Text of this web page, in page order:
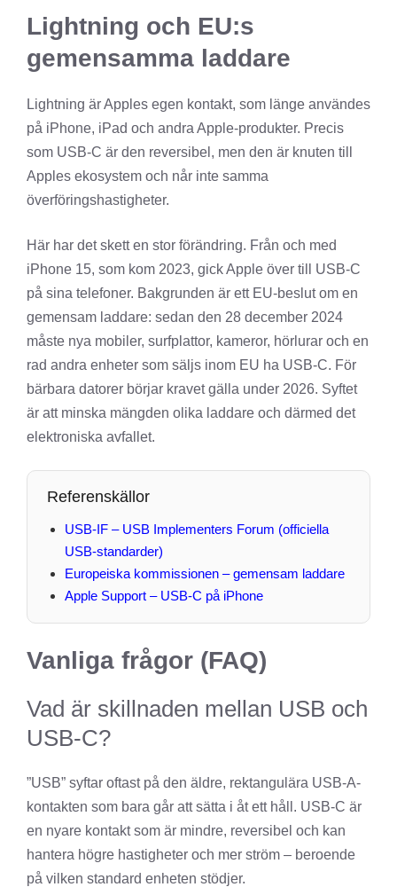
Lightning och EU:s
gemensamma laddare
Lightning är Apples egen kontakt, som länge användes
på iPhone, iPad och andra Apple-produkter. Precis
som USB-C är den reversibel, men den är knuten till
Apples ekosystem och når inte samma
överföringshastigheter.
Här har det skett en stor förändring. Från och med
iPhone 15, som kom 2023, gick Apple över till USB-C
på sina telefoner. Bakgrunden är ett EU-beslut om en
gemensam laddare: sedan den 28 december 2024
måste nya mobiler, surfplattor, kameror, hörlurar och en
rad andra enheter som säljs inom EU ha USB-C. För
bärbara datorer börjar kravet gälla under 2026. Syftet
är att minska mängden olika laddare och därmed det
elektroniska avfallet.
Referenskällor
USB-IF – USB Implementers Forum (officiella
USB-standarder)
Europeiska kommissionen – gemensam laddare
Apple Support – USB-C på iPhone
Vanliga frågor (FAQ)
Vad är skillnaden mellan USB och
USB-C?
”USB” syftar oftast på den äldre, rektangulära USB-A-
kontakten som bara går att sätta i åt ett håll. USB-C är
en nyare kontakt som är mindre, reversibel och kan
hantera högre hastigheter och mer ström – beroende
på vilken standard enheten stödjer.